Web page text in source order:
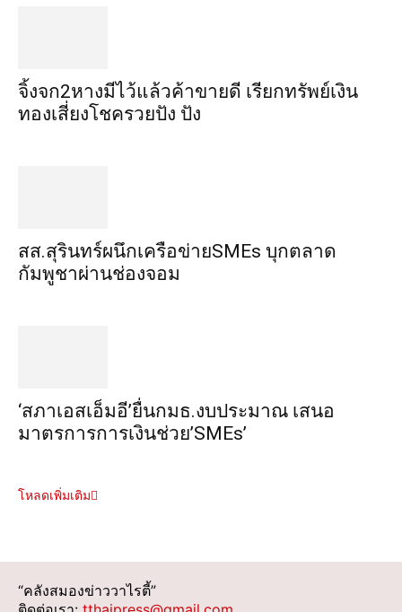
จิ้งจก​2​หาง​มีไว้แล้ว​ค้าขาย​ดี​ เรียก​ทรัพย์เงิน
ทอง​เสี่ยงโชค​รวยปัง​ ปัง​
สส.สุรินทร์ผนึกเครือข่ายSMEs บุกตลาด
กัมพูชาผ่านช่องจอม
‘สภาเอสเอ็มอี’ยื่นกมธ.งบประมาณ เสนอ
มาตรการการเงินช่วย’SMEs’
โหลดเพิ่มเติม
“คลังสมองข่าววาไรตี้”